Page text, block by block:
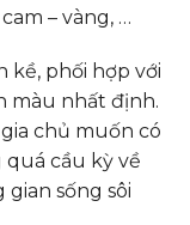
– vàng, …
kề, phối hợp với
màu nhất định.
chủ muốn có
cầu kỳ về
gian sống sôi